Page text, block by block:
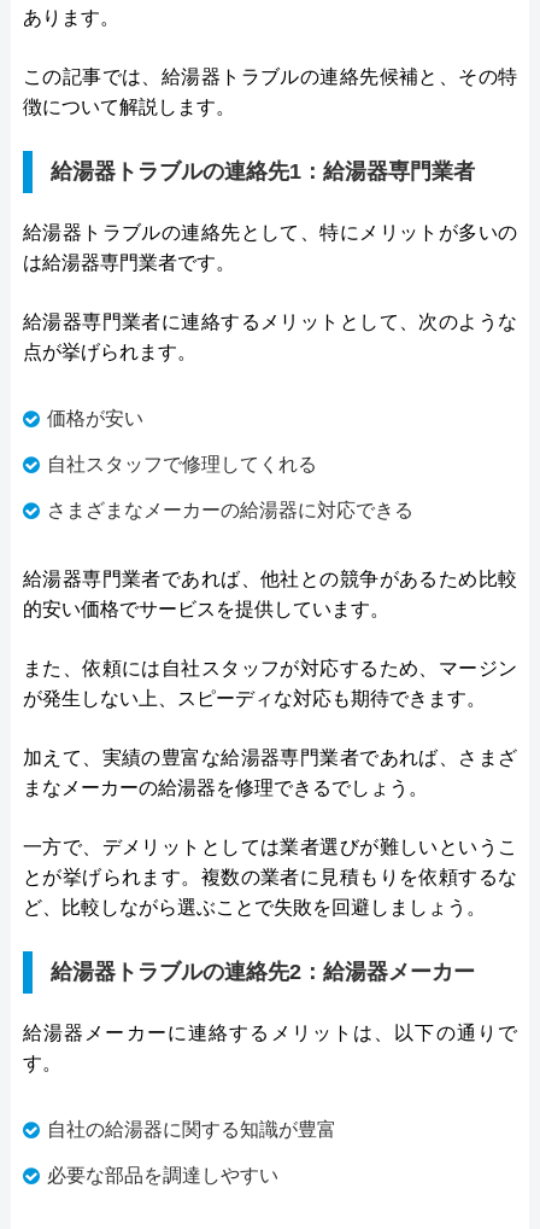
あります。
この記事では、給湯器トラブルの連絡先候補と、その特
徴について解説します。
給湯器トラブルの連絡先1：給湯器専門業者
給湯器トラブルの連絡先として、特にメリットが多いの
は給湯器専門業者です。
給湯器専門業者に連絡するメリットとして、次のような
点が挙げられます。
価格が安い
自社スタッフで修理してくれる
さまざまなメーカーの給湯器に対応できる
給湯器専門業者であれば、他社との競争があるため比較
的安い価格でサービスを提供しています。
また、依頼には自社スタッフが対応するため、マージン
が発生しない上、スピーディな対応も期待できます。
加えて、実績の豊富な給湯器専門業者であれば、さまざ
まなメーカーの給湯器を修理できるでしょう。
一方で、デメリットとしては業者選びが難しいというこ
とが挙げられます。複数の業者に見積もりを依頼するな
ど、比較しながら選ぶことで失敗を回避しましょう。
給湯器トラブルの連絡先2：給湯器メーカー
給湯器メーカーに連絡するメリットは、以下の通りで
す。
自社の給湯器に関する知識が豊富
必要な部品を調達しやすい